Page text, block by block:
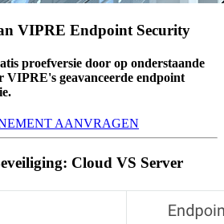
VIPRE Endpoint Security
proefversie door op onderstaande
geavanceerde endpoint
AANVRAGEN
Cloud VS Server